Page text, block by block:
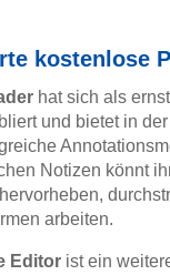
kostenlose
hat sich als
und bietet in
Notizen könnt
arbeiten.
Editor ist ein